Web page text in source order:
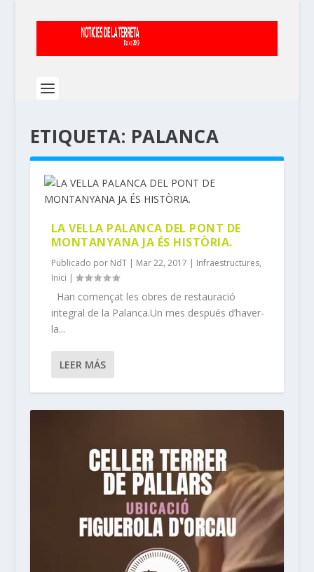
ETIQUETA: PALANCA
LA VELLA PALANCA DEL PONT DE
MONTANYANA JA ÉS HISTÒRIA.
Publicado por NdT| Mar 22, 2017 | Infraestructures,
Inici |
Han començat les obres de restauració
integral de la Palanca.Un mes después d’haver-
la...
LEER MÁS